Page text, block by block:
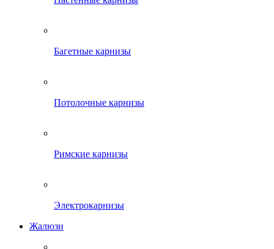
Багетные карнизы
Потолочные карнизы
Римские карнизы
Электрокарнизы
Жалюзи